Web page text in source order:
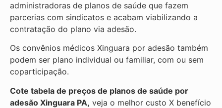
administradoras de planos de saúde que fazem
parcerias com sindicatos e acabam viabilizando a
contratação do plano via adesão.
Os convênios médicos Xinguara por adesão também
podem ser plano individual ou familiar, com ou sem
coparticipação.
Cote tabela de preços de planos de saúde por
adesão Xinguara PA, veja o melhor custo X benefício